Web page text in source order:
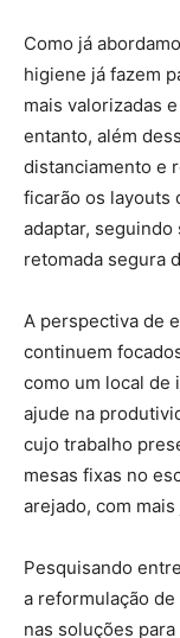
Como já
higiene já fazem
mais valorizadas
entanto, além
distanciamento e
ficarão os layouts
adaptar,
retomada segura
A perspectiva de
continuem
como um local de
ajude na
cujo trabalho
mesas fixas no
arejado, com
Pesquisando
a reformulação
nas soluções